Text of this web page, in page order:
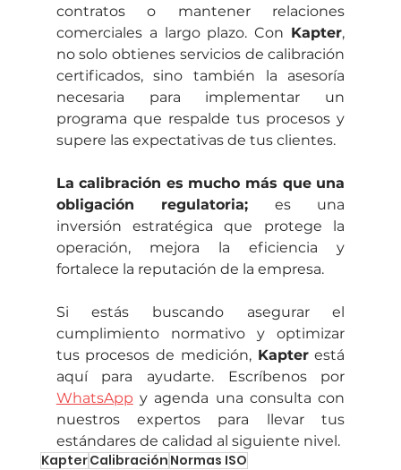
contratos o mantener relaciones
comerciales a largo plazo. Con Kapter,
no solo obtienes servicios de calibración
certificados, sino también la asesoría
necesaria para implementar un
programa que respalde tus procesos y
supere las expectativas de tus clientes.
La calibración es mucho más que una
obligación regulatoria; es una
inversión estratégica que protege la
operación, mejora la eficiencia y
fortalece la reputación de la empresa.
Si estás buscando asegurar el
cumplimiento normativo y optimizar
tus procesos de medición, Kapter está
WhatsApp y agenda una consulta con
nuestros expertos para llevar tus
estándares de calidad al siguiente nivel.
KapterCalibración Normas ISO